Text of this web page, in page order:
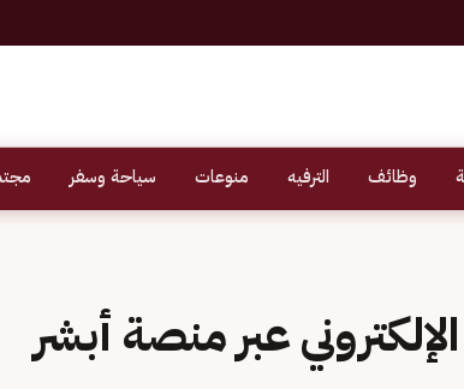
وظائف الترفيه منوعات سياحة وسفر
عبر منصة أبشر